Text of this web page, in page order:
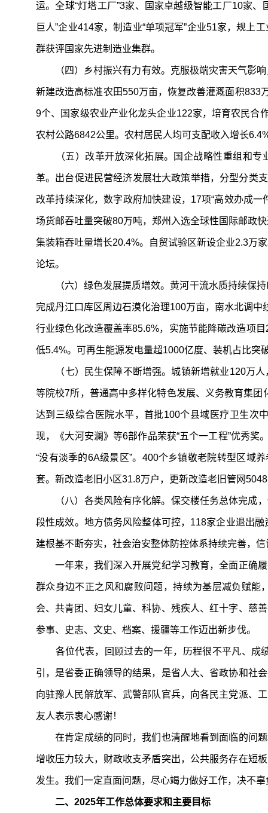
运。全球“灯塔工厂”3家、国家卓越级智能工厂10家
巨人”企业414家，制造业“单项冠军”企业51家，规
群获评国家先进制造业集群。
（四）乡村振兴有力有效。克服极端灾害天气影响
新建改造高标准农田550万亩，恢复改善灌溉面积833
9个、国家级农业产业化龙头企业122家，培育农民合
农村公路6842公里。农村居民人均可支配收入增长
（五）改革开放深化拓展。国企战略性重组和专业
革。出台促进民营经济发展壮大政策举措，分型分类
改革持续深化，数字政府加快建设，17项“高效办成
场货邮吞吐量突破80万吨，郑州入选全球性国际邮政
集装箱吞吐量增长20.4%。自贸试验区新设企业2.3万
论坛。
（六）绿色发展提质增效。黄河干流水质持续保持
完成丹江口库区周边石漠化治理100万亩，南水北调
行业绿色化改造覆盖率85.6%，实施节能降碳改造项
低5.4%。可再生能源发电量超1000亿度、装机占比突
（七）民生保障不断增强。城镇新增就业120万人
等院校7所，普通高中多样化特色发展、义务教育集
达到三级综合医院水平，首批100个县域医疗卫生次
现，《大河安澜》等6部作品荣获“五个一工程”优秀
“没有淡季的6A级景区”。400个乡镇敬老院转型区域
套。新改造老旧小区31.8万户，更新改造老旧管网
（八）各类风险有序化解。保交楼任务总体完成，
段性成效。地方债务风险整体可控，118家企业退出
建根基不断夯实，社会治安整体防控体系持续完善，
一年来，我们深入开展党纪学习教育，全面正确履
群众身边不正之风和腐败问题，持续为基层减负赋
会、共青团、妇女儿童、科协、残疾人、红十字、慈
参事、史志、文史、档案、援疆等工作迈出新步伐。
各位代表，回顾过去的一年，历程很不平凡、成
引，是省委正确领导的结果，是省人大、省政协和社
向驻豫人民解放军、武警部队官兵，向各民主党派、
友人表示衷心感谢！
在肯定成绩的同时，我们也清醒地看到面临的问题
增收压力较大，财政收支矛盾突出，公共服务存在短
发生。我们一定直面问题，尽心竭力做好工作，决不
二、2025年工作总体要求和主要目标